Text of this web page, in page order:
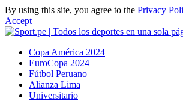
By using this site, you agree to the Privacy
Accept
Copa América 2024
EuroCopa 2024
Fútbol Peruano
Alianza Lima
Universitario